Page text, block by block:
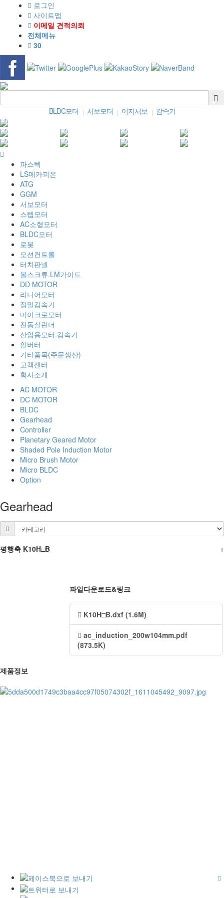
로그인
사이트맵
이메일 견적의뢰
전체메뉴
30
BLDC모터 | 서보모터 | 이지서보 | 감속기
파스텍
LS메카피온
ATG
GGM
서보모터
스텝모터
AC소형모터
BLDC모터
로봇
모션컨트롤
터치판넬
볼스크류.LM가이드
DD MOTOR
리니어모터
정밀감속기
마이크로모터
전동실린더
산업용모터.감속기
인버터
기타품목(주문생산)
고객센터
회사소개
AC MOTOR
DC MOTOR
BLDC
Gearhead
Controller
Planetary Geared Motor
Shaded Pole Induction Motor
Micro Brush Motor
Micro BLDC
Option
Gearhead
+
평행축 K10H□B
파일다운로드&링크
K10H□B.dxf (1.6M)
ac_induction_200w104mm.pdf
(873.5K)
제품정보